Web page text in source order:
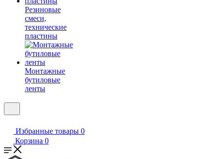
Резиновые
смеси,
технические
пластины
Монтажные
бутиловые
ленты
Избранные товары 0
Корзина 0